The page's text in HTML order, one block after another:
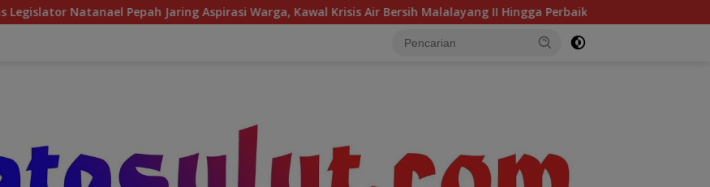
Jaring Aspirasi Warga, Kawal Krisis Air Bersih Malalayang II Hingga Perbaikan Infrastruktur